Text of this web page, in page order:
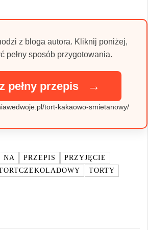
z bloga autora. Kliknij poniżej,
pełny sposób przygotowania.
pełny przepis →
tort-kakaowo-smietanowy/
NA PRZEPIS
PRZYJĘCIE
TORTY